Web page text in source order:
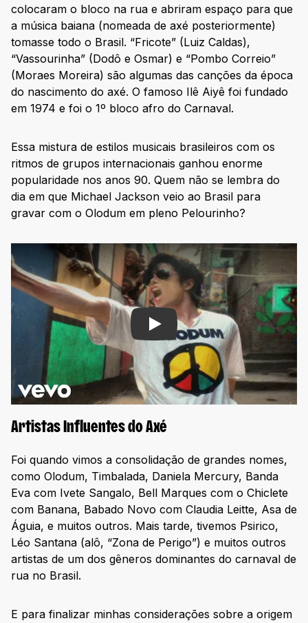
colocaram o bloco na rua e abriram espaço para que
a música baiana (nomeada de axé posteriormente)
tomasse todo o Brasil. “Fricote” (Luiz Caldas),
“Vassourinha” (Dodô e Osmar) e “Pombo Correio”
(Moraes Moreira) são algumas das canções da época
do nascimento do axé. O famoso Ilê Aiyê foi fundado
em 1974 e foi o 1º bloco afro do Carnaval.
Essa mistura de estilos musicais brasileiros com os
ritmos de grupos internacionais ganhou enorme
popularidade nos anos 90. Quem não se lembra do
dia em que Michael Jackson veio ao Brasil para
gravar com o Olodum em pleno Pelourinho?
Play
Artistas Influentes do Axé
Foi quando vimos a consolidação de grandes nomes,
como Olodum, Timbalada, Daniela Mercury, Banda
Eva com Ivete Sangalo, Bell Marques com o Chiclete
com Banana, Babado Novo com Claudia Leitte, Asa de
Águia, e muitos outros. Mais tarde, tivemos Psirico,
Léo Santana (alô, “Zona de Perigo”) e muitos outros
artistas de um dos gêneros dominantes do carnaval de
rua no Brasil.
E para finalizar minhas considerações sobre a origem